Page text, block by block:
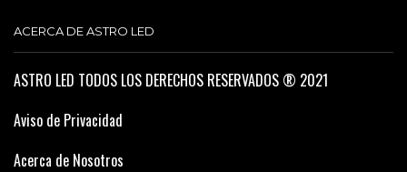
ACERCA DE ASTRO LED
ASTRO LED TODOS LOS DERECHOS RESERVADOS ® 2021
Aviso de Privacidad
Acerca de Nosotros